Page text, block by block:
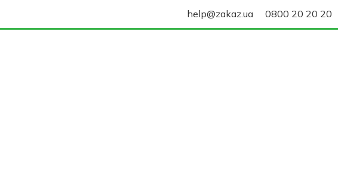
help@zakaz.ua 0800 20 20 20